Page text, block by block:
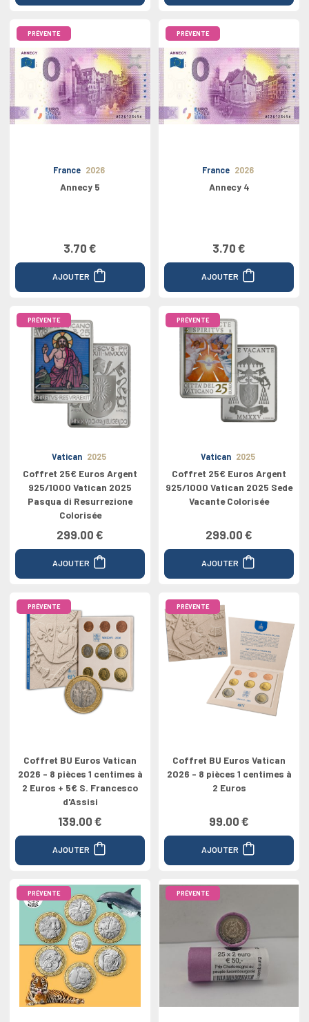
PRÉVENTE
France 2026
Annecy 5
3.70 €
AJOUTER
PRÉVENTE
France 2026
Annecy 4
3.70 €
AJOUTER
PRÉVENTE
Vatican 2025
Coffret 25€ Euros Argent
925/1000 Vatican 2025
Pasqua di Resurrezione
Colorisée
299.00 €
AJOUTER
PRÉVENTE
Vatican 2025
Coffret 25€ Euros Argent
925/1000 Vatican 2025 Sede
Vacante Colorisée
299.00 €
AJOUTER
PRÉVENTE
Coffret BU Euros Vatican
2026 - 8 pièces 1 centimes à
2 Euros + 5€ S. Francesco
d'Assisi
139.00 €
AJOUTER
PRÉVENTE
Coffret BU Euros Vatican
2026 - 8 pièces 1 centimes à
2 Euros
99.00 €
AJOUTER
PRÉVENTE PRÉVENTE